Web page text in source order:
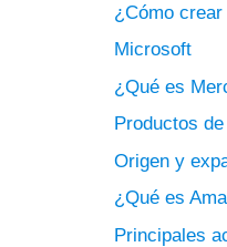
¿Cómo
Microsoft
¿Qué es
Productos
Origen y
¿Qué es
Principales